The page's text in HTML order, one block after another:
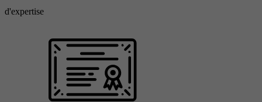
d'expertise